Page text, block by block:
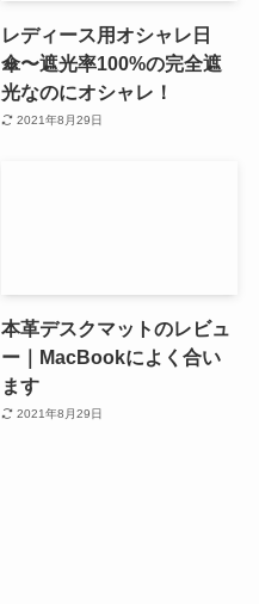
レディース用オシャレ日
傘〜遮光率100%の完全遮
光なのにオシャレ！
2021年8月29日
本革デスクマットのレビュ
ー｜MacBookによく合い
ます
2021年8月29日